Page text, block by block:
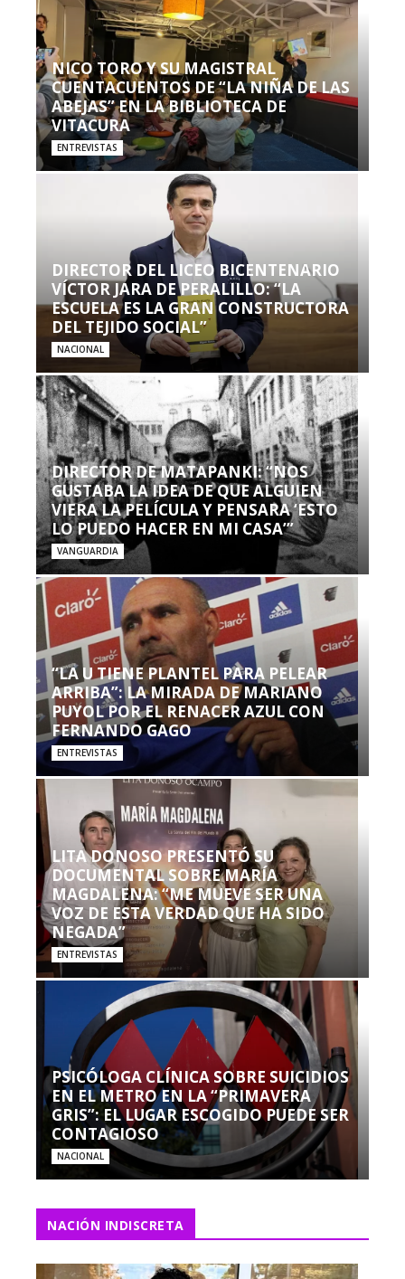
NICO TORO Y SU MAGISTRAL
CUENTACUENTOS DE “LA NIÑA DE LAS
ABEJAS” EN LA BIBLIOTECA DE
VITACURA
ENTREVISTAS
DIRECTOR DEL LICEO BICENTENARIO
VÍCTOR JARA DE PERALILLO: “LA
ESCUELA ES LA GRAN CONSTRUCTORA
DEL TEJIDO SOCIAL”
NACIONAL
DIRECTOR DE MATAPANKI: “NOS
GUSTABA LA IDEA DE QUE ALGUIEN
VIERA LA PELÍCULA Y PENSARA ‘ESTO
LO PUEDO HACER EN MI CASA’”
VANGUARDIA
“LA U TIENE PLANTEL PARA PELEAR
ARRIBA”: LA MIRADA DE MARIANO
PUYOL POR EL RENACER AZUL CON
FERNANDO GAGO
ENTREVISTAS
LITA DONOSO PRESENTÓ SU
DOCUMENTAL SOBRE MARÍA
MAGDALENA: “ME MUEVE SER UNA
VOZ DE ESTA VERDAD QUE HA SIDO
NEGADA”
ENTREVISTAS
PSICÓLOGA CLÍNICA SOBRE SUICIDIOS
EN EL METRO EN LA “PRIMAVERA
GRIS”: EL LUGAR ESCOGIDO PUEDE SER
CONTAGIOSO
NACIONAL
NACIÓN INDISCRETA